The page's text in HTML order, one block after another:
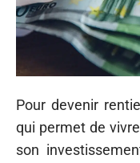
Pour devenir
qui permet de
son